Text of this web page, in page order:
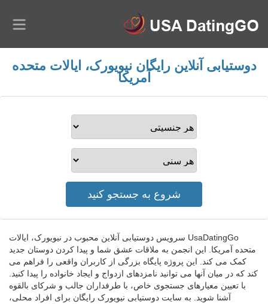
دوستیابی آنلاین رایگان نیویورک، ایالات متحده
آمریکا
UsaDatingGo سرویس دوستیابی آنلاین محبوب در نیویورک، ایالات
متحده آمریکا. این انجمن به ملاقات عشق شما و پیدا کردن دوستان جدید
کمک می کند. این پروژه پایگاه بزرگی از کاربران واقعی را فراهم می
کند که در میان آنها می توانید نامزدهای ازدواج و ایجاد خانواده را پیدا کنید.
با تعیین معیارهای جستجوی خاص، با طرفداران جالب و شرکای بالقوه
آشنا شوید. به سایت دوستیابی نیویورک رایگان برای افراد محلی،